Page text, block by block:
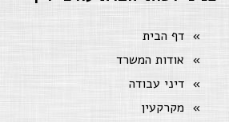
דף הבית
אודות המשרד
דיני עבודה
מקרקעין